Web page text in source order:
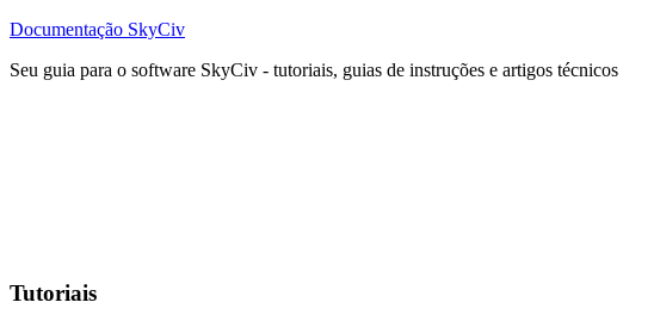
Documentação SkyCiv
Seu guia para o software SkyCiv - tutoriais, guias de instruções e artigos técnicos
Tutoriais